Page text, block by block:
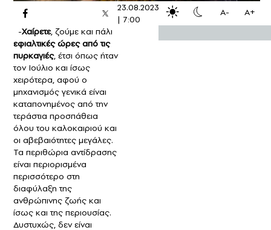
23.08.2023
| 7:00
A-
A+
-Χαίρετε, ζούμε και πάλι
εφιαλτικές ώρες από τις
πυρκαγιές, έτσι όπως ήταν
τον Ιούλιο και ίσως
χειρότερα, αφού ο
μηχανισμός γενικά είναι
καταπονημένος από την
τεράστια προσπάθεια
όλου του καλοκαιριού και
οι αβεβαιότητες μεγάλες.
Τα περιθώρια αντίδρασης
είναι περιορισμένα
περισσότερο στη
διαφύλαξη της
ανθρώπινης ζωής και
ίσως και της περιουσίας.
Δυστυχώς, δεν είναι